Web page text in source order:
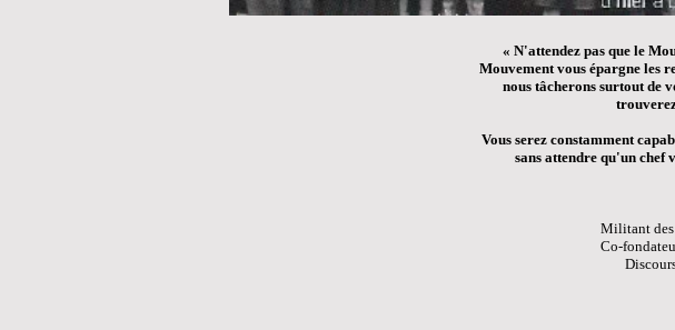
« N'attendez pas que le
Mouvement vous épargne les
nous tâcherons surtout de
Vous serez constamment
sans attendre qu'un chef
Militant des
Co-